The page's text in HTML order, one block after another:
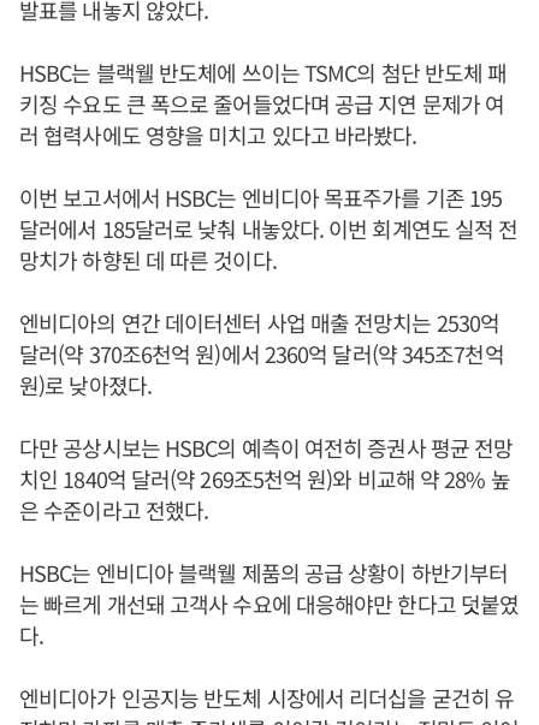
발표를 내놓지 않았다.
HSBC는 블랙웰 반도체에 쓰이는 TSMC의 첨단 반도체 패
키징 수요도 큰 폭으로 줄어들었다며 공급 지연 문제가 여
러 협력사에도 영향을 미치고 있다고 바라봤다.
이번 보고서에서 HSBC는 엔비디아 목표주가를 기존 195
달러에서 185달러로 낮춰 내놓았다. 이번 회계연도 실적 전
망치가 하향된 데 따른 것이다.
엔비디아의 연간 데이터센터 사업 매출 전망치는 2530억
달러(약 370조6천억 원)에서 2360억 달러(약 345조7천억
원)로 낮아졌다.
다만 공상시보는 HSBC의 예측이 여전히 증권사 평균 전망
치인 1840억 달러(약 269조5천억 원)와 비교해 약 28% 높
은 수준이라고 전했다.
HSBC는 엔비디아 블랙웰 제품의 공급 상황이 하반기부터
는 빠르게 개선돼 고객사 수요에 대응해야만 한다고 덧붙였
다.
엔비디아가 인공지능 반도체 시장에서 리더십을 굳건히 유